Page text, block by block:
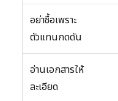
อย่าซื้อเพราะ
ตัวแทนกดดัน
อ่านเอกสารให้
ละเอียด